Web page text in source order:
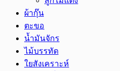
ผ้ากุ๊น
ตะขอ
น้ำมันจักร
ไม้บรรทัด
ใยสังเคราะห์